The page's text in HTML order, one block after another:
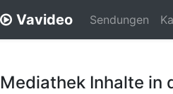
Vavideo Sendungen
Mediathek Inhalte in